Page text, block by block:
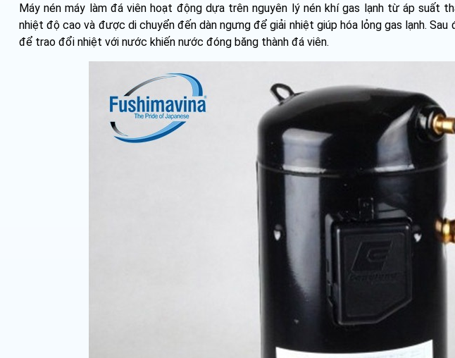
Máy nén máy làm đá viên hoạt động dựa trên nguyên lý nén khí gas lạnh từ áp suất
nhiệt độ cao và được di chuyển đến dàn ngưng để giải nhiệt giúp hóa lỏng gas lạnh.
để trao đổi nhiệt với nước khiến nước đóng băng thành đá viên.